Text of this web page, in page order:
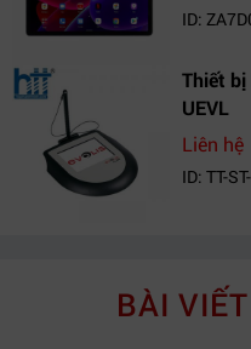
ID:
Thiết bị
UEVL
Liên hệ
ID: TT-
BÀI